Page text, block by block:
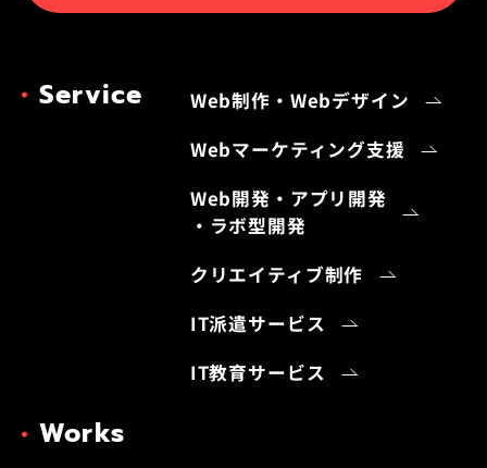
Service
Web制作・Webデザイン
Webマーケティング支援
Web開発・アプリ開発
・ラボ型開発
クリエイティブ制作
IT派遣サービス
IT教育サービス
Works